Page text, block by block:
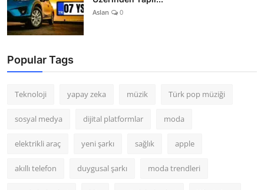
Aslan 0
Popular Tags
Teknoloji yapay zeka müzik Türk pop müziği
sosyal medya dijital platformlar moda
elektrikli araç yeni şarkı sağlık apple
akıllı telefon duygusal şarkı moda trendleri